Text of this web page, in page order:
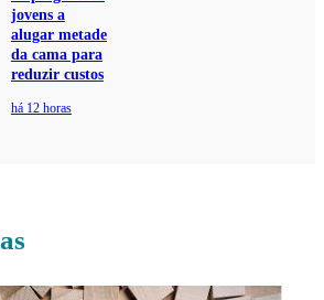
jovens a
alugar metade
da cama para
reduzir custos
há 12 horas